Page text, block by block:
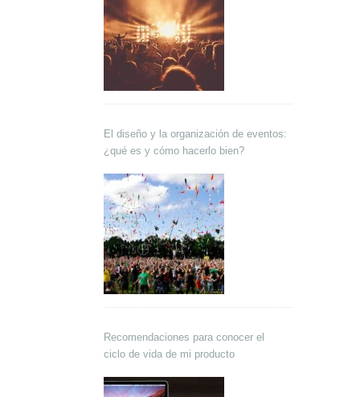
El diseño y la organización de eventos:
¿qué es y cómo hacerlo bien?
Recomendaciones para conocer el
ciclo de vida de mi producto